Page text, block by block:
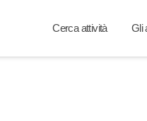
Cerca attività Gli